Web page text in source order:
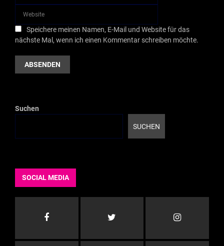
Speichere meinen Namen, E-Mail und Website für das
nächste Mal, wenn ich einen Kommentar schreiben möchte.
Suchen
SUCHEN
SOCIAL MEDIA